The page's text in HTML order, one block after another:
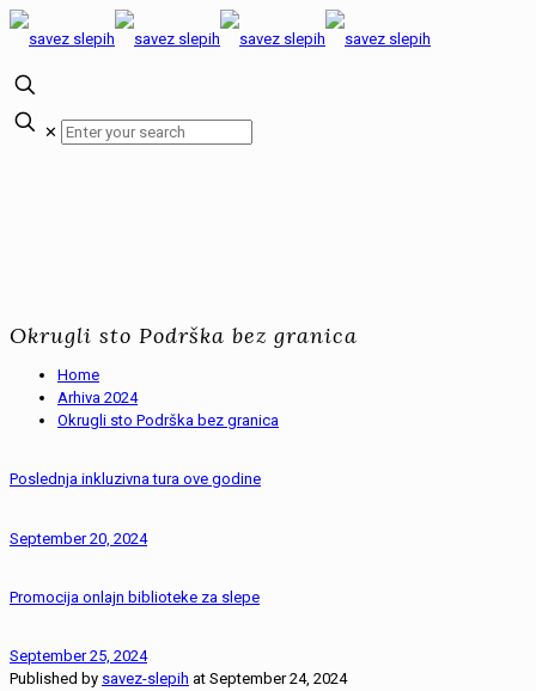
✕
Okrugli sto Podrška bez granica
Home
Arhiva 2024
Okrugli sto Podrška bez granica
Poslednja inkluzivna tura ove godine
September 20, 2024
Promocija onlajn biblioteke za slepe
September 25, 2024
Published by savez-slepih at September 24, 2024